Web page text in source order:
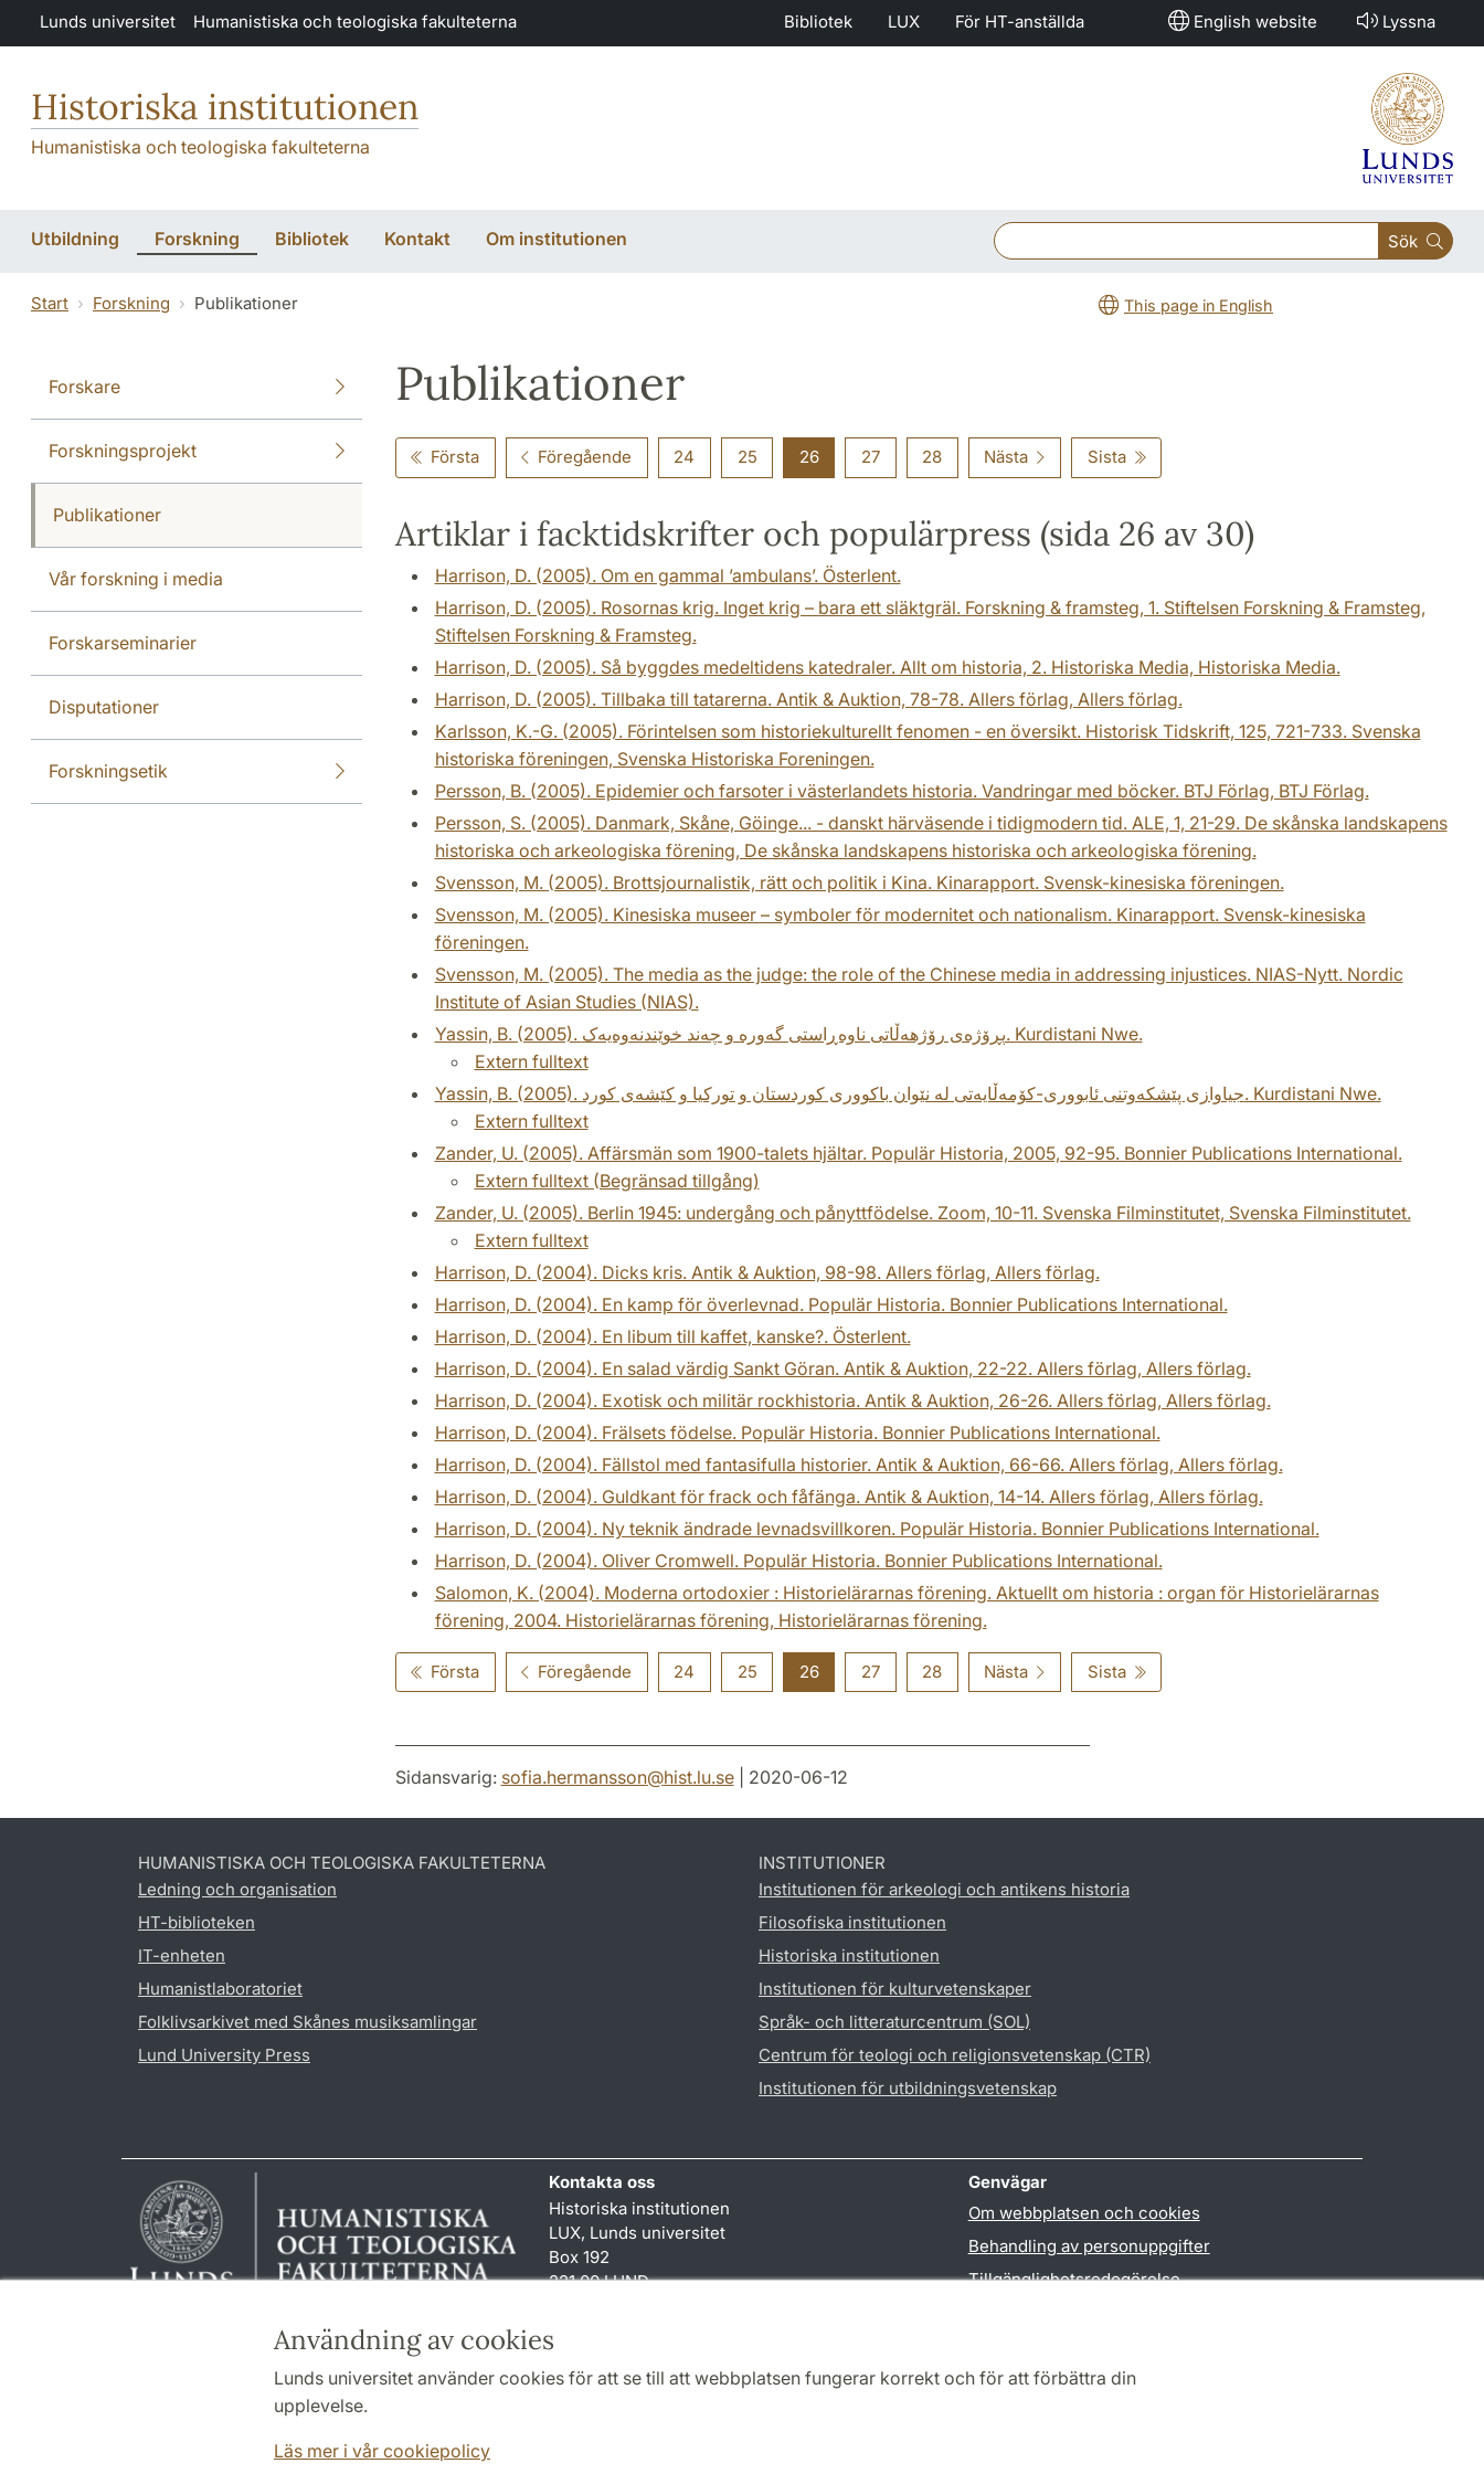
Hoppa till huvudinnehåll
Användning av cookies
Lunds universitet använder cookies för att se till att webbplatsen fungerar korrekt och för att förbättra din
upplevelse.
Läs mer i vår cookiepolicy
Lunds universitet Humanistiska och teologiska fakulteterna Bibliotek LUX För HT-anställda English website Lyssna
Historiska institutionen
Humanistiska och teologiska fakulteterna
Utbildning Forskning Bibliotek Kontakt Om institutionen Sök
Start Forskning Publikationer This page in English
Forskare
Forskningsprojekt
Publikationer
Vår forskning i media
Forskarseminarier
Disputationer
Forskningsetik
Publikationer
Första Föregående 24 25 26 27 28 Nästa Sista
Artiklar i facktidskrifter och populärpress (sida 26 av 30)
Harrison, D. (2005). Om en gammal ’ambulans’. Österlent.
Harrison, D. (2005). Rosornas krig. Inget krig – bara ett släktgräl. Forskning & framsteg, 1. Stiftelsen Forskning & Framsteg,
Stiftelsen Forskning & Framsteg.
Harrison, D. (2005). Så byggdes medeltidens katedraler. Allt om historia, 2. Historiska Media, Historiska Media.
Harrison, D. (2005). Tillbaka till tatarerna. Antik & Auktion, 78-78. Allers förlag, Allers förlag.
Karlsson, K.-G. (2005). Förintelsen som historiekulturellt fenomen - en översikt. Historisk Tidskrift, 125, 721-733. Svenska
historiska föreningen, Svenska Historiska Foreningen.
Persson, B. (2005). Epidemier och farsoter i västerlandets historia. Vandringar med böcker. BTJ Förlag, BTJ Förlag.
Persson, S. (2005). Danmark, Skåne, Göinge... - danskt härväsende i tidigmodern tid. ALE, 1, 21-29. De skånska landskapens
historiska och arkeologiska förening, De skånska landskapens historiska och arkeologiska förening.
Svensson, M. (2005). Brottsjournalistik, rätt och politik i Kina. Kinarapport. Svensk-kinesiska föreningen.
Svensson, M. (2005). Kinesiska museer – symboler för modernitet och nationalism. Kinarapport. Svensk-kinesiska
föreningen.
Svensson, M. (2005). The media as the judge: the role of the Chinese media in addressing injustices. NIAS-Nytt. Nordic
Institute of Asian Studies (NIAS).
Yassin, B. (2005). پڕۆژەی رۆژهەڵاتی ناوەڕاستی گەورە و چەند خوێندنەوەیەک. Kurdistani Nwe.
Extern fulltext
Yassin, B. (2005). جیاوازی پێشکەوتنی ئابووری-کۆمەڵایەتی لە نێوان باکووری کوردستان و تورکیا و کێشەی کورد. Kurdistani Nwe.
Extern fulltext
Zander, U. (2005). Affärsmän som 1900-talets hjältar. Populär Historia, 2005, 92-95. Bonnier Publications International.
Extern fulltext (Begränsad tillgång)
Zander, U. (2005). Berlin 1945: undergång och pånyttfödelse. Zoom, 10-11. Svenska Filminstitutet, Svenska Filminstitutet.
Extern fulltext
Harrison, D. (2004). Dicks kris. Antik & Auktion, 98-98. Allers förlag, Allers förlag.
Harrison, D. (2004). En kamp för överlevnad. Populär Historia. Bonnier Publications International.
Harrison, D. (2004). En libum till kaffet, kanske?. Österlent.
Harrison, D. (2004). En salad värdig Sankt Göran. Antik & Auktion, 22-22. Allers förlag, Allers förlag.
Harrison, D. (2004). Exotisk och militär rockhistoria. Antik & Auktion, 26-26. Allers förlag, Allers förlag.
Harrison, D. (2004). Frälsets födelse. Populär Historia. Bonnier Publications International.
Harrison, D. (2004). Fällstol med fantasifulla historier. Antik & Auktion, 66-66. Allers förlag, Allers förlag.
Harrison, D. (2004). Guldkant för frack och fåfänga. Antik & Auktion, 14-14. Allers förlag, Allers förlag.
Harrison, D. (2004). Ny teknik ändrade levnadsvillkoren. Populär Historia. Bonnier Publications International.
Harrison, D. (2004). Oliver Cromwell. Populär Historia. Bonnier Publications International.
Salomon, K. (2004). Moderna ortodoxier : Historielärarnas förening. Aktuellt om historia : organ för Historielärarnas
förening, 2004. Historielärarnas förening, Historielärarnas förening.
Första Föregående 24 25 26 27 28 Nästa Sista
Sidansvarig: sofia.hermansson@hist.lu.se| 2020-06-12
HUMANISTISKA OCH TEOLOGISKA FAKULTETERNA
Ledning och organisation
HT-biblioteken
IT-enheten
Humanistlaboratoriet
Folklivsarkivet med Skånes musiksamlingar
Lund University Press
INSTITUTIONER
Institutionen för arkeologi och antikens historia
Filosofiska institutionen
Historiska institutionen
Institutionen för kulturvetenskaper
Språk- och litteraturcentrum (SOL)
Centrum för teologi och religionsvetenskap (CTR)
Institutionen för utbildningsvetenskap
Kontakta oss
Historiska institutionen
LUX, Lunds universitet
Box 192
221 00 LUND
hist
Genvägar
Om webbplatsen och cookies
Behandling av personuppgifter
Tillgänglighetsredogörelse